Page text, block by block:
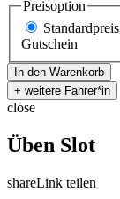
Preisoption
Standardpreis
Gutschein
close
Üben Slot
shareLink teilen